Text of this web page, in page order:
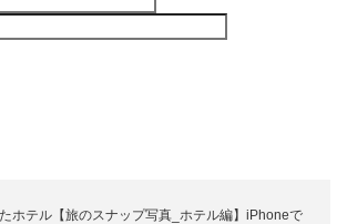
ホテル【旅のスナップ写真_ホテル編】iPhoneで